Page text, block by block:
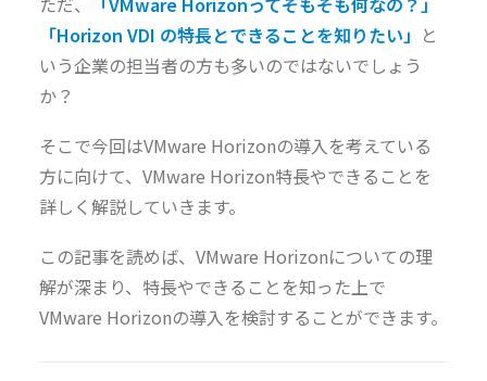
「Horizon VDI の特長とできることを知りたい」 と
いう企業の担当者の方も多いのではないでしょう
か？
そこで今回はVMware Horizonの導入を考えている
方に向けて、VMware Horizon特長やできることを
詳しく解説していきます。
この記事を読めば、VMware Horizonについての理
解が深まり、特長やできることを知った上で
VMware Horizonの導入を検討することができます。